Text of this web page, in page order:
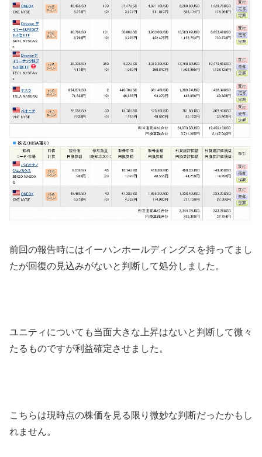
前回の報告時にはイーハンホールディングスを持ってまし
たが回復の見込みがないと判断して処分しました。
ユニティについても当面大きな上昇はないと判断して微々
たるものですが利益確定させました。
こちらは現時点の株価を見る限り微妙な判断だったかもし
れません。